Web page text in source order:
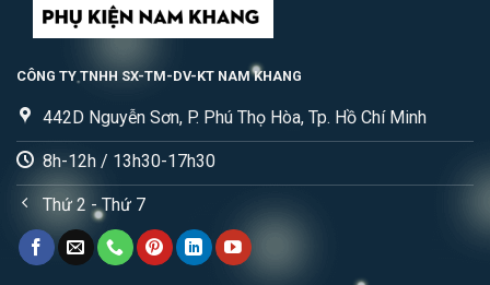
CÔNG TY TNHH SX-TM-DV-KT NAM KHANG
442D Nguyễn Sơn, P. Phú Thọ Hòa, Tp. Hồ Chí Minh
8h-12h / 13h30-17h30
Thứ 2 - Thứ 7